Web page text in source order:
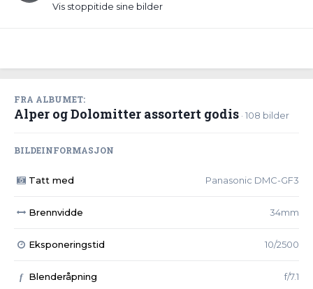
Vis stoppitide sine bilder
FRA ALBUMET:
Alper og Dolomitter assortert godis · 108 bilder
BILDEINFORMASJON
Tatt med Panasonic DMC-GF3
Brennvidde 34mm
Eksponeringstid 10/2500
f Blenderåpning f/7.1